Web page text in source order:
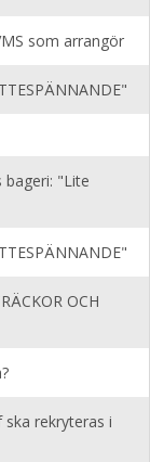
som arrangör
bageri: "Lite
OCH
rekryteras i